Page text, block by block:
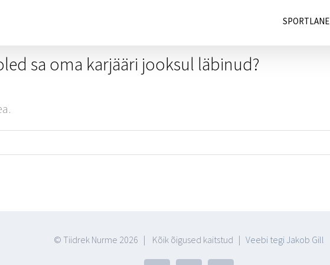
SPORTLANE
sa oma karjääri jooksul läbinud?
© Tiidrek Nurme 2026 | Kõik õigused kaitstud | Veebi tegi Jakob Gill